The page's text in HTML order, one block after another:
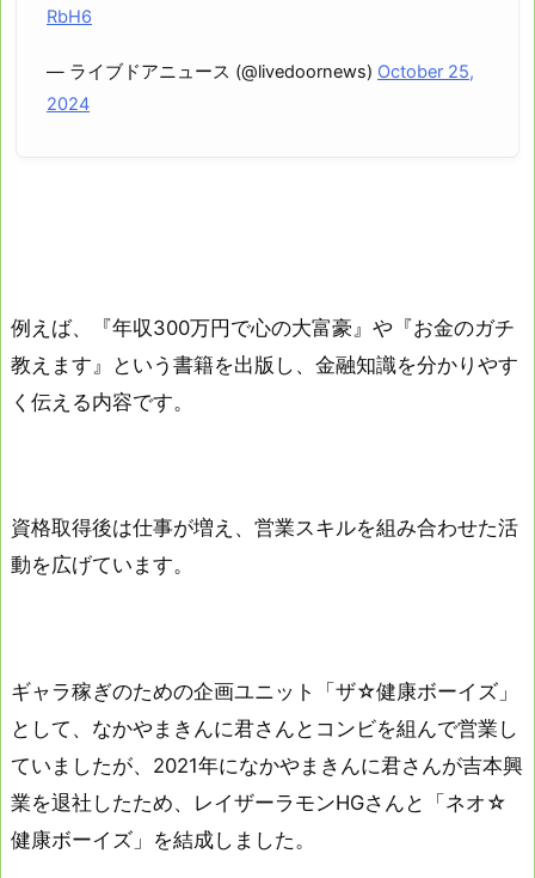
RbH6
— ライブドアニュース (@livedoornews) October 25,
2024
例えば、『年収300万円で心の大富豪』や『お金のガチ
教えます』という書籍を出版し、金融知識を分かりやす
く伝える内容です。
資格取得後は仕事が増え、営業スキルを組み合わせた活
動を広げています。
ギャラ稼ぎのための企画ユニット「ザ☆健康ボーイズ」
として、なかやまきんに君さんとコンビを組んで営業し
ていましたが、2021年になかやまきんに君さんが吉本興
業を退社したため、レイザーラモンHGさんと「ネオ☆
健康ボーイズ」を結成しました。